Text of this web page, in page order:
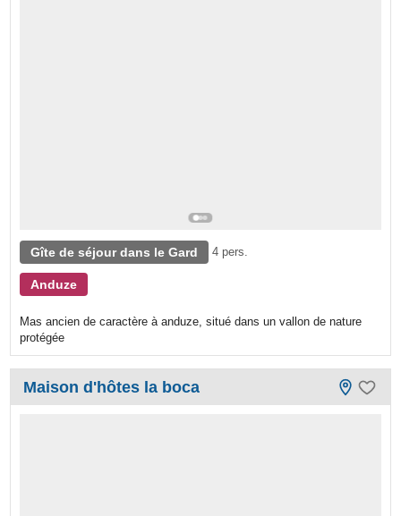
Gîte de séjour dans le Gard 4 pers.
Anduze
Mas ancien de caractère à anduze, situé dans un vallon de nature
protégée
Maison d'hôtes la boca